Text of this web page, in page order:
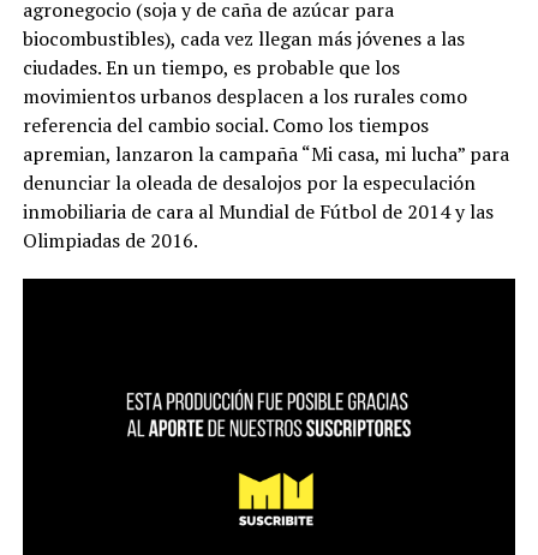
agronegocio (soja y de caña de azúcar para
biocombustibles), cada vez llegan más jóvenes a las
ciudades. En un tiempo, es probable que los
movimientos urbanos desplacen a los rurales como
referencia del cambio social. Como los tiempos
apremian, lanzaron la campaña “Mi casa, mi lucha” para
denunciar la oleada de desalojos por la especulación
inmobiliaria de cara al Mundial de Fútbol de 2014 y las
Olimpiadas de 2016.